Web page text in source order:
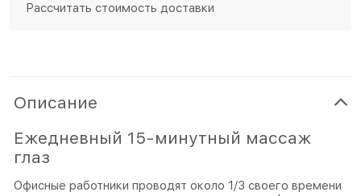
Рассчитать стоимость доставки
Описание
Ежедневный 15-минутный массаж
глаз
Офисные работники проводят около 1/3 своего времени